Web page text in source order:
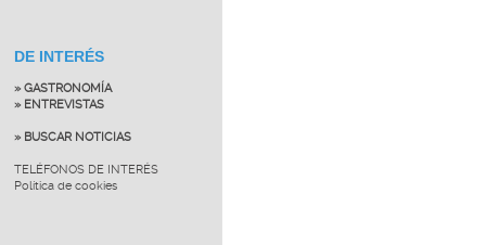
DE INTERÉS
» GASTRONOMÍA
» ENTREVISTAS
» BUSCAR NOTICIAS
TELÉFONOS DE INTERÉS
Política de cookies